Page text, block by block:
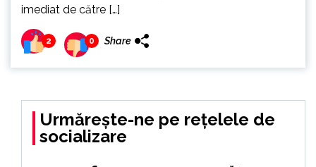
imediat de către […]
2 0 Share
Urmărește-ne pe rețelele de
socializare